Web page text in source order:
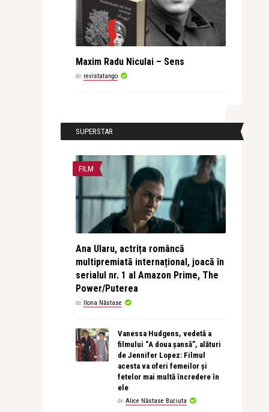
Maxim Radu Niculai – Sens
de revistatango
SUPERSTAR
FILM
Ana Ularu, actrița româncă
multipremiată internațional, joacă în
serialul nr. 1 al Amazon Prime, The
Power/Puterea
de Ilona Năstase
Vanessa Hudgens, vedetă a
filmului “A doua șansă”, alături
de Jennifer Lopez: Filmul
acesta va oferi femeilor și
fetelor mai multă încredere în
ele
de Alice Năstase Buciuta